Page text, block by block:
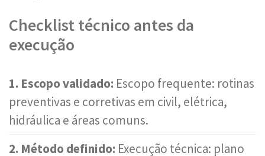
Checklist técnico antes da
execução
1. Escopo validado: Escopo frequente: rotinas
preventivas e corretivas em civil, elétrica,
hidráulica e áreas comuns.
2. Método definido: Execução técnica: plano